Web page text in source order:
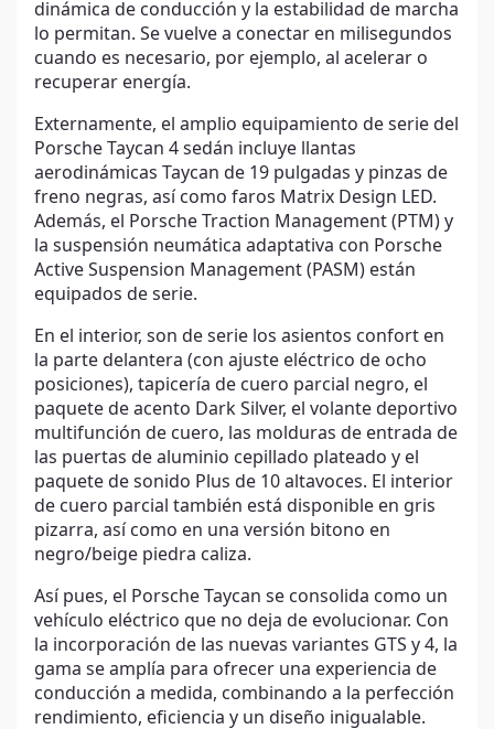
dinámica de conducción y la estabilidad de marcha
lo permitan. Se vuelve a conectar en milisegundos
cuando es necesario, por ejemplo, al acelerar o
recuperar energía.
Externamente, el amplio equipamiento de serie del
Porsche Taycan 4 sedán incluye llantas
aerodinámicas Taycan de 19 pulgadas y pinzas de
freno negras, así como faros Matrix Design LED.
Además, el Porsche Traction Management (PTM) y
la suspensión neumática adaptativa con Porsche
Active Suspension Management (PASM) están
equipados de serie.
En el interior, son de serie los asientos confort en
la parte delantera (con ajuste eléctrico de ocho
posiciones), tapicería de cuero parcial negro, el
paquete de acento Dark Silver, el volante deportivo
multifunción de cuero, las molduras de entrada de
las puertas de aluminio cepillado plateado y el
paquete de sonido Plus de 10 altavoces. El interior
de cuero parcial también está disponible en gris
pizarra, así como en una versión bitono en
negro/beige piedra caliza.
Así pues, el Porsche Taycan se consolida como un
vehículo eléctrico que no deja de evolucionar. Con
la incorporación de las nuevas variantes GTS y 4, la
gama se amplía para ofrecer una experiencia de
conducción a medida, combinando a la perfección
rendimiento, eficiencia y un diseño inigualable.